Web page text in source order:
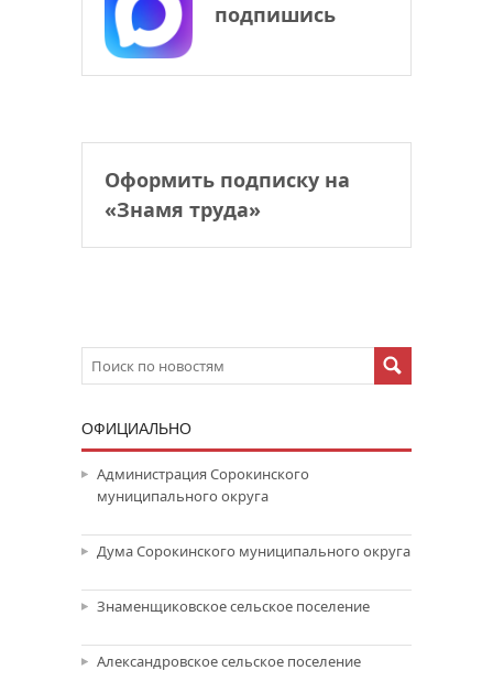
подпишись
Оформить подписку на
«Знамя труда»
ОФИЦИАЛЬНО
Администрация Сорокинского
муниципального округа
Дума Сорокинского муниципального округа
Знаменщиковское сельское поселение
Александровское сельское поселение